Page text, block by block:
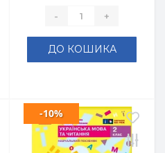
- +
ДО КОШИКА
-10%